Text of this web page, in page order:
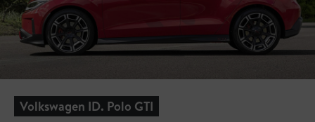
Volkswagen ID. Polo GTI